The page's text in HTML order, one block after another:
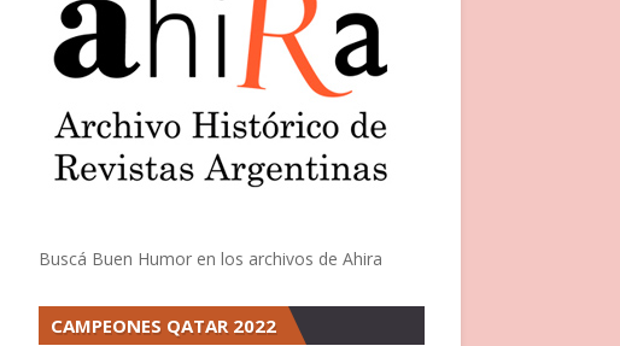
Buscá Buen Humor en los archivos de Ahira
CAMPEONES QATAR 2022